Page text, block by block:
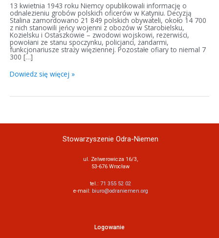
13 kwietnia 1943 roku Niemcy opublikowali informację o
odnalezieniu grobów polskich oficerów w Katyniu. Decyzją
Stalina zamordowano 21 849 polskich obywateli, około 14 700
z nich stanowili jeńcy wojenni z obozów w Starobielsku,
Kozielsku i Ostaszkowie – zwodowi wojskowi, rezerwiści,
powołani ze stanu spoczynku, policjanci, żandarmi,
funkcjonariusze straży więziennej. Pozostałe ofiary to niemal 7
300 […]
Dowiedz się więcej »
Stowarzyszenie Odra-Niemen
ul. Zelwerowicza 16/3,
53-676 Wrocław
tel.: 71 355 52 02
e-mail: biuro@odraniemen.org
Logowanie